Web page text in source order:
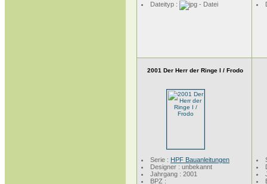
Dateityp :
2001 Der Herr der Ringe I / Frodo
Serie : HPF Bauanleitungen
Designer : unbekannt
Jahrgang : 2001
BPZ :